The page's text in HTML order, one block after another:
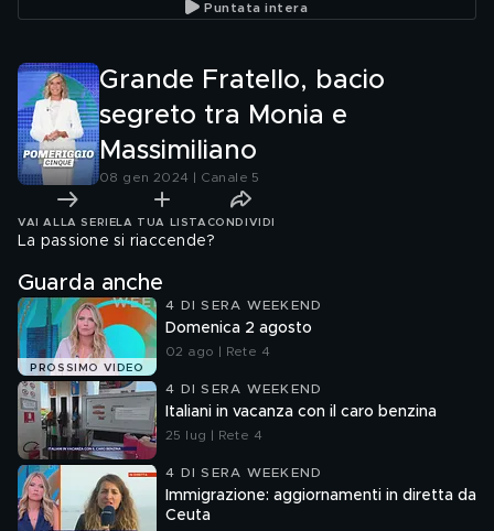
Puntata intera
Grande Fratello, bacio
segreto tra Monia e
Massimiliano
08 gen 2024 | Canale 5
VAI ALLA SERIE LA TUA LISTA CONDIVIDI
La passione si riaccende?
Guarda anche
PROSSIMO VIDEO
4 DI SERA WEEKEND
Domenica 2 agosto
02 ago | Rete 4
4 DI SERA WEEKEND
Italiani in vacanza con il caro benzina
25 lug | Rete 4
4 DI SERA WEEKEND
Immigrazione: aggiornamenti in diretta da
Ceuta